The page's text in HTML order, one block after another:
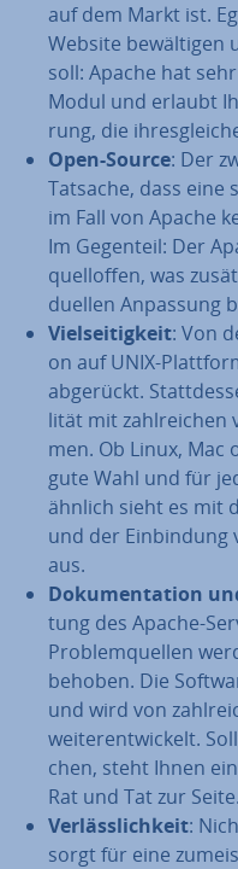
auf dem Markt ist.
Website be­wäl­ti­gen
soll: Apache hat
Modul und erlaubt
rung, die
Open-Source: Der
Tatsache, dass eine
im Fall von Apache
Im Gegenteil: Der
quell­of­fen, was
du­el­len Anpassung
Viel­sei­tig­keit: Von
on auf UNIX-
abgerückt.
li­tät mit zahl­rei­chen
men. Ob Linux, Mac
gute Wahl und für
ähnlich sieht es mit
und der Ein­bin­dung
aus.
Do­ku­men­ta­ti­on
tung des Apache-
Pro­blem­quel­len
behoben. Die
und wird von
wei­ter­ent­wi­ckelt.
chen, steht Ihnen
Rat und Tat zur Seite.
Ver­läss­lich­keit:
sorgt für eine